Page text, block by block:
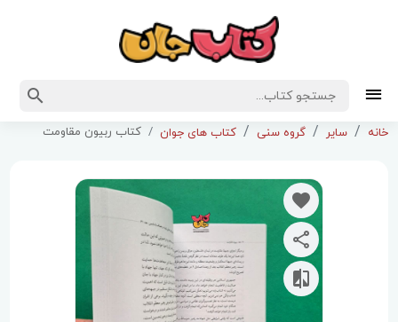
خانه سایر گروه سنی کتاب های جوان کتاب ربیون مقاومت